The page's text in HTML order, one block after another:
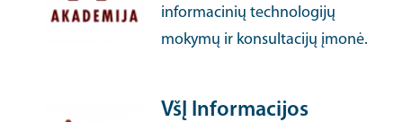
informacinių technologijų
mokymų ir konsultacijų įmonė.
VšĮ Informacijos